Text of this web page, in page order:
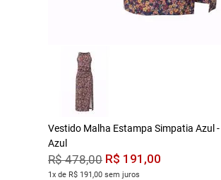
Vestido Malha Estampa Simpatia Azul
Azul
R$ 478,00 R$ 191 ,00
1x de R$ 191,00 sem juros